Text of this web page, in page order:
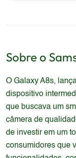
Sobre o
O Galaxy A8s,
dispositivo
que buscava um
câmera de
de investir em um
consumidores que